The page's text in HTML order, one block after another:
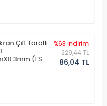
Çift Taraflı
(1 Set
%63 indirim
229,44 TL
86,04 TL